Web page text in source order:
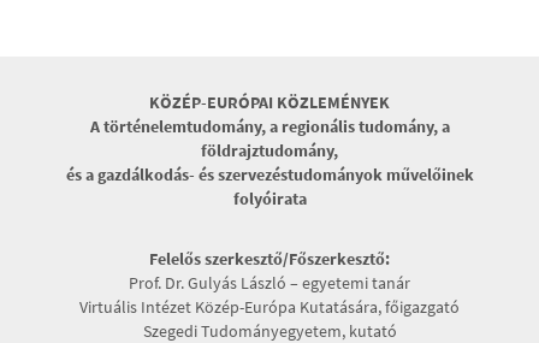
KÖZÉP-EURÓPAI KÖZLEMÉNYEK
A történelemtudomány, a regionális tudomány, a
földrajztudomány,
és a gazdálkodás- és szervezéstudományok művelőinek
folyóirata
Felelős szerkesztő/Főszerkesztő:
Prof. Dr. Gulyás László – egyetemi tanár
Virtuális Intézet Közép-Európa Kutatására, főigazgató
Szegedi Tudományegyetem, kutató